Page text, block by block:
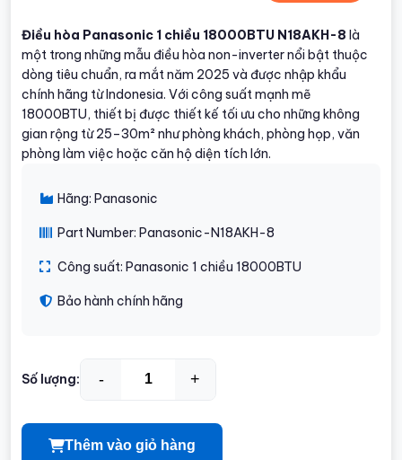
Điều hòa Panasonic 1 chiều 18000BTU N18AKH-8 là
một trong những mẫu điều hòa non-inverter nổi bật thuộc
dòng tiêu chuẩn, ra mắt năm 2025 và được nhập khẩu
chính hãng từ Indonesia. Với công suất mạnh mẽ
18000BTU, thiết bị được thiết kế tối ưu cho những không
gian rộng từ 25–30m² như phòng khách, phòng họp, văn
phòng làm việc hoặc căn hộ diện tích lớn.
Hãng: Panasonic
Part Number: Panasonic-N18AKH-8
Công suất: Panasonic 1 chiều 18000BTU
Bảo hành chính hãng
Số lượng: - +
Thêm vào giỏ hàng